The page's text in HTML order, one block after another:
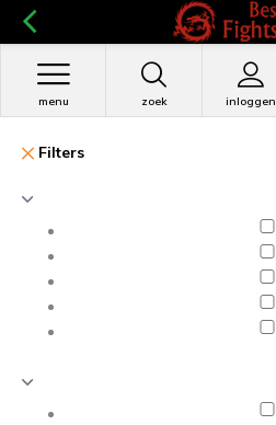
zoek inloggen
menu
Filters